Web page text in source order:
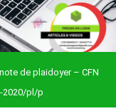
de plaidoyer – CFN
2020/pl/p